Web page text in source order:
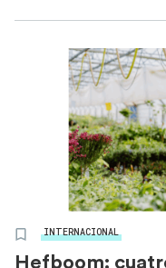
INTERNACIONAL
Hefboom: